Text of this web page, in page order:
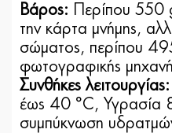
Βάρος: Περίπου 550
την κάρτα μνήμης,
σώματος, περίπου
φωτογραφικής
Συνθήκες λειτουργίας:
έως 40 °C, Υγρασία
συμπύκνωση